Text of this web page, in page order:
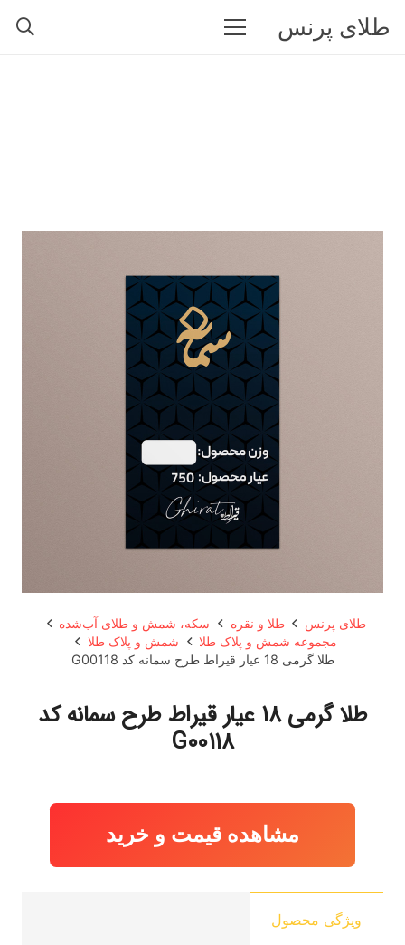
طلای پرنس
طلای پرنس طلا و نقره
سکه، شمش و طلای آب‌شده
مجموعه شمش و پلاک طلا
شمش و پلاک طلا
طلا گرمی 18 عیار قیراط طرح سمانه کد G00118
طلا گرمی 18 عیار قیراط طرح سمانه کد
G00118
مشاهده قیمت و خرید
ویژگی محصول